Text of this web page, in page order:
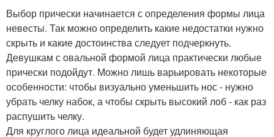
Выбор прически начинается с определения формы лица
невесты. Так можно определить какие недостатки нужно
скрыть и какие достоинства следует подчеркнуть.
Девушкам с овальной формой лица практически любые
прически подойдут. Можно лишь варьировать некоторые
особенности: чтобы визуально уменьшить нос - нужно
убрать челку набок, а чтобы скрыть высокий лоб - как раз
распушить челку.
Для круглого лица идеальной будет удлиняющая